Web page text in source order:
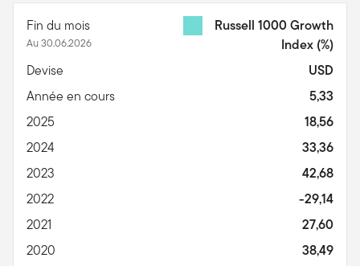
Fin du mois
Au 30.06.2026
Russell 1000 Growth
Index (%)
Devise
USD
Année en cours
5,33
2025
18,56
2024
33,36
2023
42,68
2022
-29,14
2021
27,60
2020
38,49